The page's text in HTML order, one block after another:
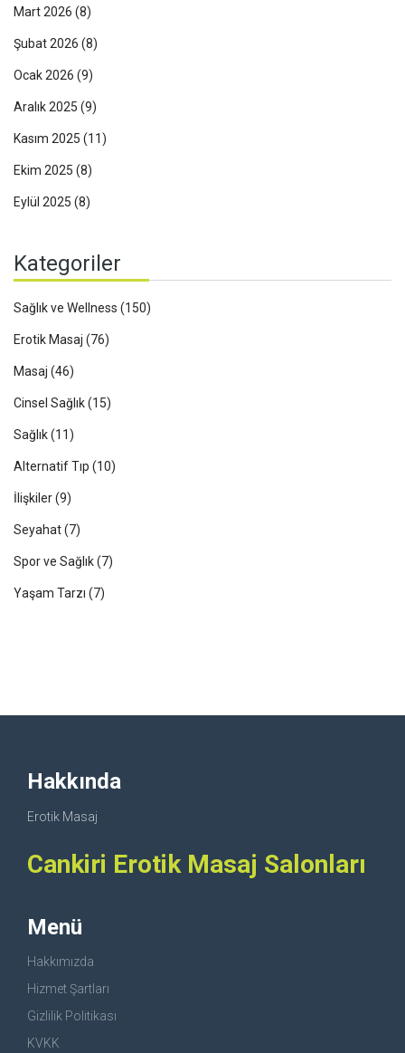
Mart 2026 (8)
Şubat 2026 (8)
Ocak 2026 (9)
Aralık 2025 (9)
Kasım 2025 (11)
Ekim 2025 (8)
Eylül 2025 (8)
Kategoriler
Sağlık ve Wellness (150)
Erotik Masaj (76)
Masaj (46)
Cinsel Sağlık(15)
Sağlık(11)
Alternatif Tıp (10)
İlişkiler(9)
Seyahat(7)
Spor ve Sağlık(7)
Yaşam Tarzı (7)
Hakkında
Erotik Masaj
Cankiri Erotik Masaj Salonları
Menü
Hakkımızda
Hizmet Şartları
Gizlilik Politikası
KVKK